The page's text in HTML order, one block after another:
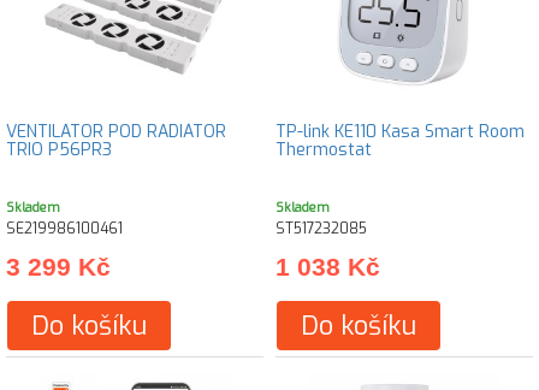
VENTILÁTOR POD RADIÁTOR
TRIO P56PR3
Skladem
SE219986100461
3 299 Kč
Do košíku
TP-link KE110 Kasa Smart Room
Thermostat
Skladem
ST517232085
1 038 Kč
Do košíku